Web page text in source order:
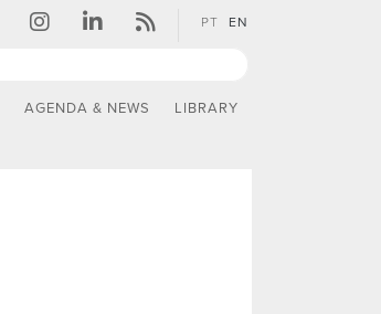
PT EN
AGENDA & NEWS LIBRARY